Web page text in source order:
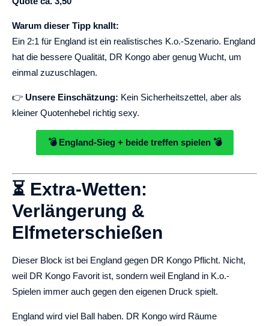
Warum dieser Tipp knallt:
Ein 2:1 für England ist ein realistisches K.o.-Szenario. England
hat die bessere Qualität, DR Kongo aber genug Wucht, um
einmal zuzuschlagen.
👉 Unsere Einschätzung: Kein Sicherheitszettel, aber als
kleiner Quotenhebel richtig sexy.
💣 England-Sieg + beide treffen spielen 💣
⏳ Extra-Wetten:
Verlängerung &
Elfmeterschießen
Dieser Block ist bei England gegen DR Kongo Pflicht. Nicht,
weil DR Kongo Favorit ist, sondern weil England in K.o.-
Spielen immer auch gegen den eigenen Druck spielt.
England wird viel Ball haben. DR Kongo wird Räume